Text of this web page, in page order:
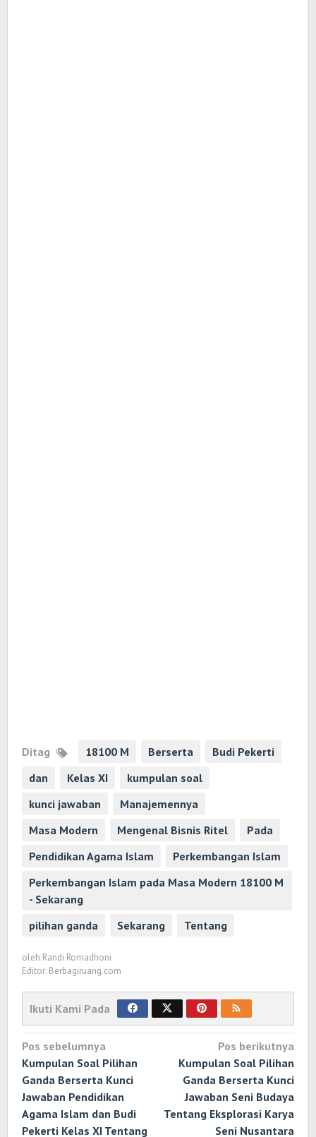
Ditag 18100 M Berserta
Budi Pekerti
dan
Kelas XI
kumpulan soal
kunci jawaban
Manajemennya
Masa Modern
Mengenal Bisnis Ritel
Pada
Pendidikan Agama Islam
Perkembangan Islam
Perkembangan Islam pada Masa Modern 18100 M
- Sekarang
pilihan ganda
Sekarang Tentang
oleh Randi Romadhoni
Editor: Berbagiruang.com
Ikuti Kami Pada
Navigasi
pos
Pos sebelumnya
Kumpulan Soal Pilihan
Ganda Berserta Kunci
Jawaban Pendidikan
Agama Islam dan Budi
Pekerti Kelas XI Tentang
Pos berikutnya
Kumpulan Soal Pilihan
Ganda Berserta Kunci
Jawaban Seni Budaya
Tentang Eksplorasi Karya
Seni Nusantara